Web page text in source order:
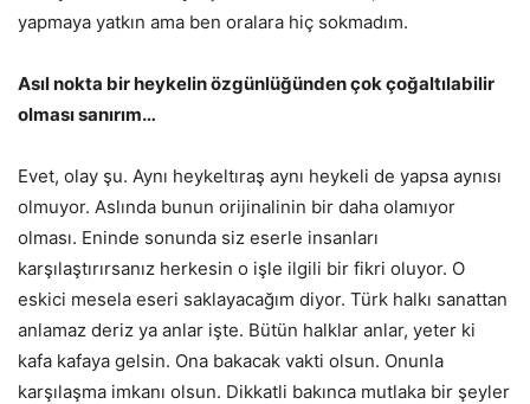
yapmaya yatkın ama ben oralara hiç sokmadım.
Asıl nokta bir heykelin özgünlüğünden çok çoğaltılabilir
olması sanırım…
Evet, olay şu. Aynı heykeltıraş aynı heykeli de yapsa aynısı
olmuyor. Aslında bunun orijinalinin bir daha olamıyor
olması. Eninde sonunda siz eserle insanları
karşılaştırırsanız herkesin o işle ilgili bir fikri oluyor. O
eskici mesela eseri saklayacağım diyor. Türk halkı sanattan
anlamaz deriz ya anlar işte. Bütün halklar anlar, yeter ki
kafa kafaya gelsin. Ona bakacak vakti olsun. Onunla
karşılaşma imkanı olsun. Dikkatli bakınca mutlaka bir şeyler